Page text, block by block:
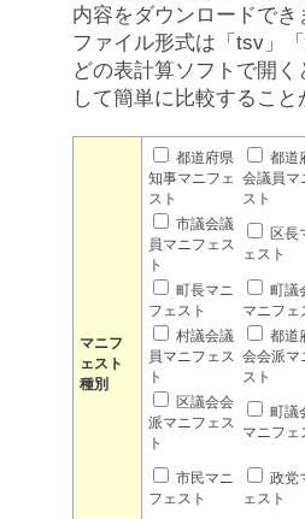
内容をダウンロードでき
ファイル形式は「tsv」
どの表計算ソフトで開
して簡単に比較すること
マニフ
ェスト
種別
都道府県
知事マニフェ
スト
都道
会議員マ
スト
市議会議
員マニフェス
ト
区長
ェスト
町長マニ
フェスト
町議
マニフェ
村議会議
員マニフェス
ト
都道
会会派マ
スト
区議会会
派マニフェス
ト
町議
マニフェ
市民マニ
フェスト
政党
ェスト